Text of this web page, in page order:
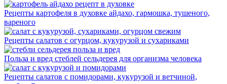
Рецепты картофеля в духовке айдахо, гармошка, тушеного,
вареного
Рецепты салатов с огурцом, кукурузой и сухариками
Польза и вред стеблей сельдерея для организма человека
Рецепты салатов с помидорами, кукурузой и ветчиной,